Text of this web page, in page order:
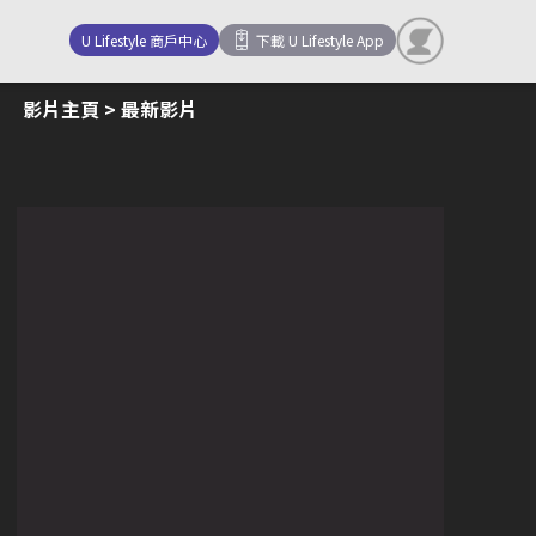
U Lifestyle 商戶中心 下載 U Lifestyle App
影片主頁 > 最新影片